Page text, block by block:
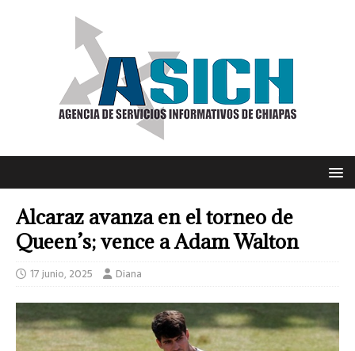
Alcaraz avanza en el torneo de
Queen’s; vence a Adam Walton
17 junio, 2025 Diana